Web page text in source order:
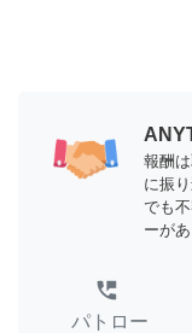
報酬
に振
でも
ーが
perm_phone_msg
パトロー